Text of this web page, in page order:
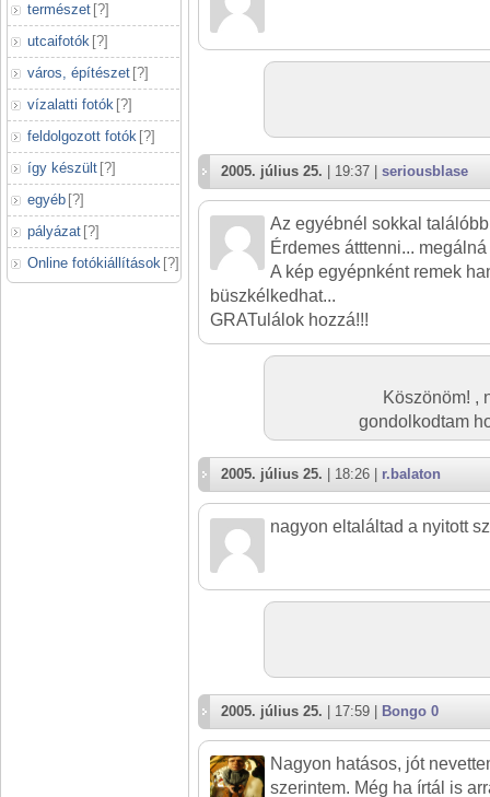
természet [?]
utcaifotók [?]
város, építészet [?]
vízalatti fotók [?]
feldolgozott fotók [?]
így készült [?]
egyéb [?]
pályázat [?]
Online fotókiállítások [?]
2005. július 25. | 19:37 | seriousblase
Az egyébnél sokkal
Érdemes átttenni...
A kép egyépnként remek
büszkélkedhat...
GRATulálok hozzá!!!
Köszönöm! ,
gondolkodtam
2005. július 25. | 18:26 | r.balaton
nagyon eltaláltad a nyitott
2005. július 25. | 17:59 | Bongo 0
Nagyon hatásos, jót
szerintem. Még ha írtál is